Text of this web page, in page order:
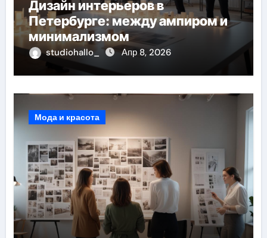
Дизайн интерьеров в
Петербурге: между ампиром и
минимализмом
studiohallo_ Апр 8, 2026
Мода и красота